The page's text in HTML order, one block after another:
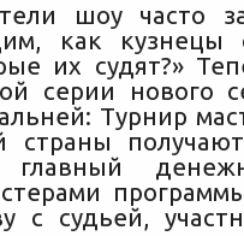
шоу часто
как кузнецы
их судят?»
серии нового
Турнир
страны
главный
с судьей,